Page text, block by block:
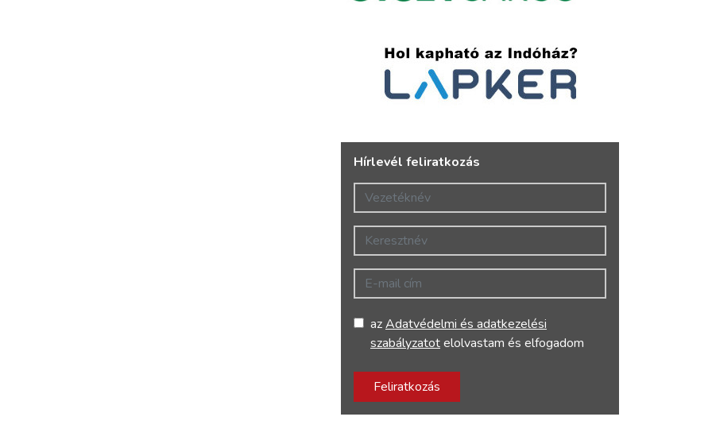
Hírlevél feliratkozás
Vezetéknév
Keresztnév
E-mail cím
azAdatvédelmi és adatkezelési
szabályzatotelolvastam és elfogadom
Feliratkozás